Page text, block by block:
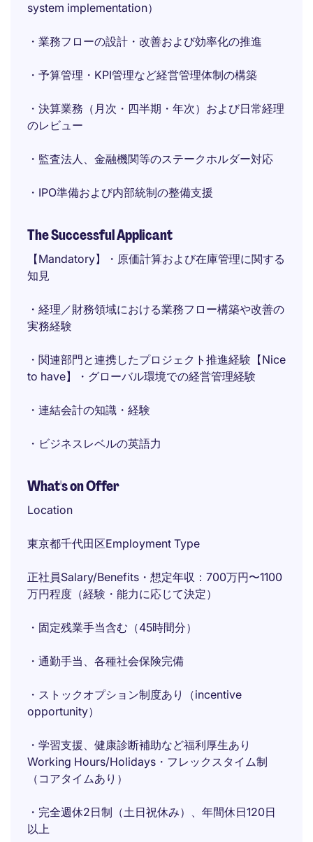
system implementation）
・業務フローの設計・改善および効率化の推進
・予算管理・KPI管理など経営管理体制の構築
・決算業務（月次・四半期・年次）および日常経理
のレビュー
・監査法人、金融機関等のステークホルダー対応
・IPO準備および内部統制の整備支援
The Successful Applicant
【Mandatory】・原価計算および在庫管理に関する
知見
・経理／財務領域における業務フロー構築や改善の
実務経験
・関連部門と連携したプロジェクト推進経験【Nice
to have】・グローバル環境での経営管理経験
・連結会計の知識・経験
・ビジネスレベルの英語力
What's on Offer
Location
東京都千代田区Employment Type
正社員Salary/Benefits・想定年収：700万円〜1100
万円程度（経験・能力に応じて決定）
・固定残業手当含む（45時間分）
・通勤手当、各種社会保険完備
・ストックオプション制度あり（incentive
opportunity）
・学習支援、健康診断補助など福利厚生あり
Working Hours/Holidays・フレックスタイム制
（コアタイムあり）
・完全週休2日制（土日祝休み）、年間休日120日
以上